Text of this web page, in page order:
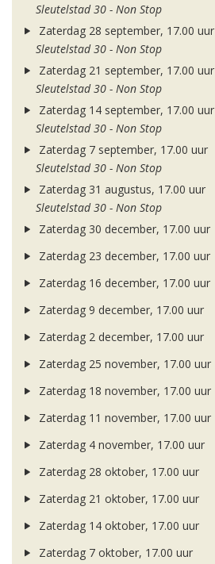
Sleutelstad 30 - Non Stop
Zaterdag 28 september, 17.00 uur
Sleutelstad 30 - Non Stop
Zaterdag 21 september, 17.00 uur
Sleutelstad 30 - Non Stop
Zaterdag 14 september, 17.00 uur
Sleutelstad 30 - Non Stop
Zaterdag 7 september, 17.00 uur
Sleutelstad 30 - Non Stop
Zaterdag 31 augustus, 17.00 uur
Sleutelstad 30 - Non Stop
Zaterdag 30 december, 17.00 uur
Zaterdag 23 december, 17.00 uur
Zaterdag 16 december, 17.00 uur
Zaterdag 9 december, 17.00 uur
Zaterdag 2 december, 17.00 uur
Zaterdag 25 november, 17.00 uur
Zaterdag 18 november, 17.00 uur
Zaterdag 11 november, 17.00 uur
Zaterdag 4 november, 17.00 uur
Zaterdag 28 oktober, 17.00 uur
Zaterdag 21 oktober, 17.00 uur
Zaterdag 14 oktober, 17.00 uur
Zaterdag 7 oktober, 17.00 uur